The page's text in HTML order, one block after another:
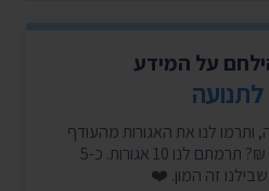
על המידע
ותרמו לנו את האגורות מהעודף
בכל קנייה. קניתם ב-99.90 ₪? תרמתם לנו 10 אגורות. כ-5
זה המון. ❤️